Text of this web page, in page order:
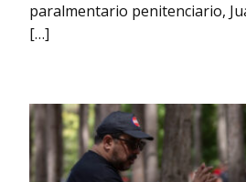
paralmentario penitenciario,
[…]